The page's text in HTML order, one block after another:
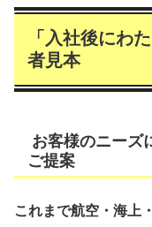
「 入社後にわ
者見本
お客様のニーズ
ご提案
これまで航空・海上